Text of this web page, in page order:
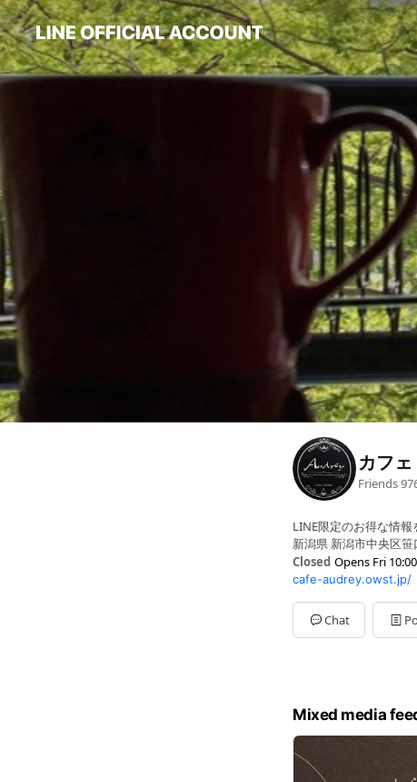
カフ
Friends
LINE限定のお得な情報
新潟県 新潟市中央区
Closed Opens Fri 10:00
Sun10:00 - 18:00
Mon10:00 - 18:00
Tue10:00 - 18:00
Wed10:00 - 18:00
cafe-audrey.owst.jp/
Chat
Mixed media